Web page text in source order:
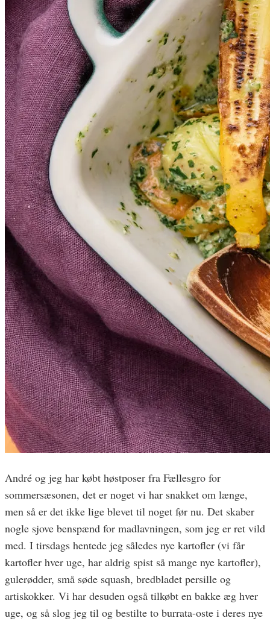
André og jeg har købt høstposer fra Fællesgro for
sommersæsonen, det er noget vi har snakket om længe,
men så er det ikke lige blevet til noget før nu. Det skaber
nogle sjove benspænd for madlavningen, som jeg er ret vild
med. I tirsdags hentede jeg således nye kartofler (vi får
kartofler hver uge, har aldrig spist så mange nye kartofler),
gulerødder, små søde squash, bredbladet persille og
artiskokker. Vi har desuden også tilkøbt en bakke æg hver
uge, og så slog jeg til og bestilte to burrata-oste i deres nye